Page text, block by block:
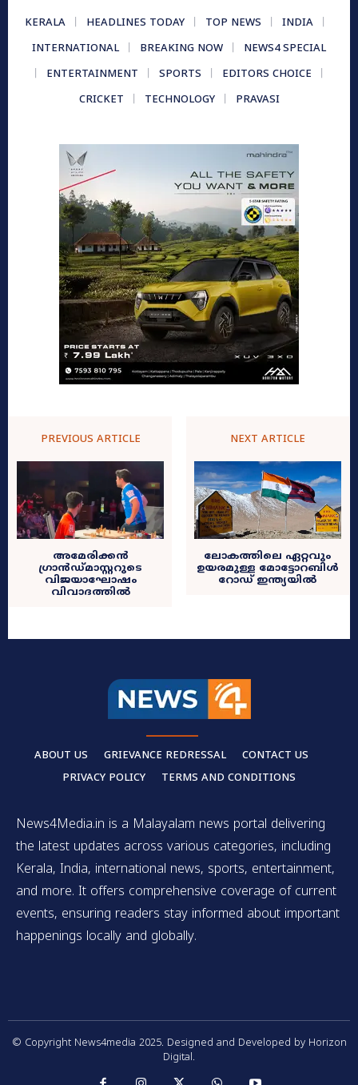
KERALA HEADLINES TODAY TOP NEWS
INDIA
INTERNATIONAL
BREAKING NOW
NEWS4 SPECIAL
ENTERTAINMENT
SPORTS
EDITORS CHOICE
CRICKET
TECHNOLOGY PRAVASI
PREVIOUS ARTICLE
അമേരിക്കൻ
ഗ്രാൻഡ്മാസ്റ്ററുടെ
വിജയാഘോഷം
വിവാദത്തിൽ
NEXT ARTICLE
ലോകത്തിലെ ഏറ്റവും
ഉയരമുള്ള മോട്ടോറബിൾ
റോഡ് ഇന്ത്യയിൽ
ABOUT US GRIEVANCE REDRESSAL
CONTACT US
PRIVACY POLICY
TERMS AND CONDITIONS
News4Media.in is a Malayalam news portal delivering
the latest updates across various categories, including
Kerala, India, international news, sports, entertainment,
and more. It offers comprehensive coverage of current
events, ensuring readers stay informed about important
happenings locally and globally.
© Copyright News4media 2025. Designed and Developed by Horizon
Digital.